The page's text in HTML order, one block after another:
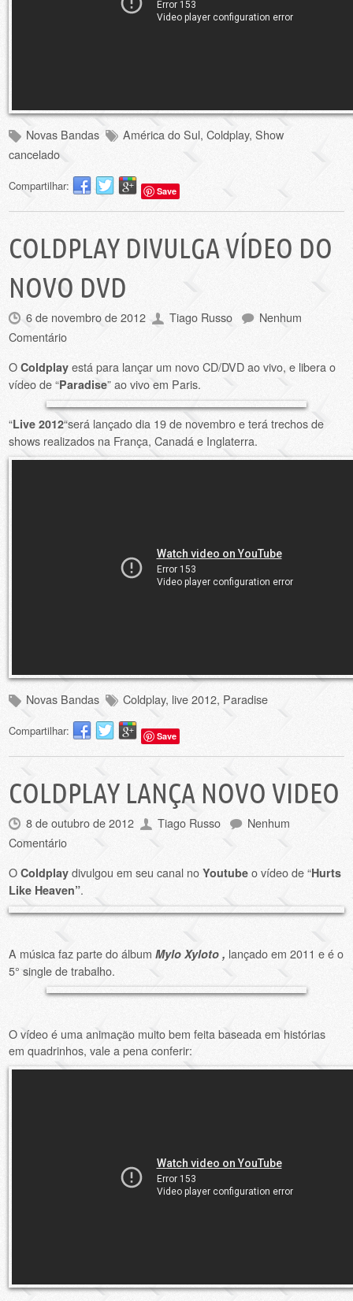
Novas Bandas América do Sul,Coldplay,Show
cancelado
Compartilhar: Save
COLDPLAY DIVULGA VÍDEO DO
NOVO DVD
6 de novembro de 2012 Tiago Russo
Nenhum
Comentário
OColdplay está para lançar um novo CD/DVD ao vivo, e libera o
vídeo de “Paradise” ao vivo em Paris.
“Live 2012“será lançado dia 19 de novembro e terá trechos de
shows realizados na França, Canadá e Inglaterra.
Novas Bandas Coldplay, live 2012, Paradise
Compartilhar: Save
COLDPLAY LANÇA NOVO VIDEO
8 de outubro de 2012 Tiago Russo
Nenhum
Comentário
OColdplay divulgou em seu canal noYoutube o vídeo de “Hurts
Like Heaven”.
A música faz parte do álbumMylo Xyloto , lançado em 2011 e é o
5° single de trabalho.
O vídeo é uma animação muito bem feita baseada em histórias
em quadrinhos, vale a pena conferir: